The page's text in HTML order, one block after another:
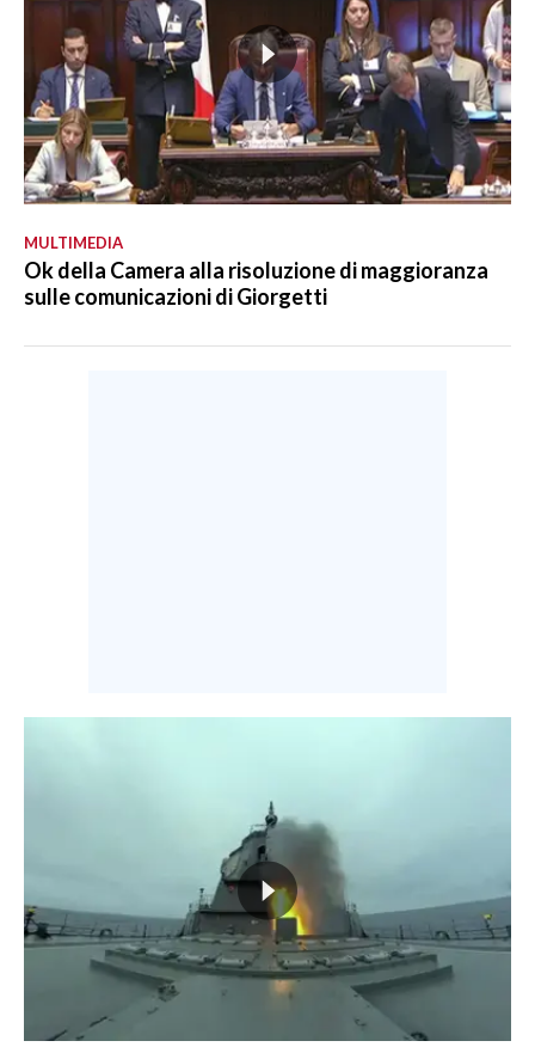
MULTIMEDIA
Ok della Camera alla risoluzione di maggioranza
sulle comunicazioni di Giorgetti